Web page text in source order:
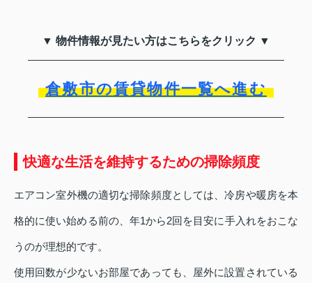
▼ 物件情報が見たい方はこちらをクリック ▼
倉敷市の賃貸物件一覧へ進む
快適な生活を維持するための掃除頻度
エアコン室外機の適切な掃除頻度としては、冷房や暖房を本
格的に使い始める前の、年1から2回を目安に手入れをおこな
うのが理想的です。
使用回数が少ないお部屋であっても、屋外に設置されている